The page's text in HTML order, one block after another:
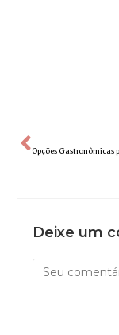
Opções Gastronômicas
Deixe um